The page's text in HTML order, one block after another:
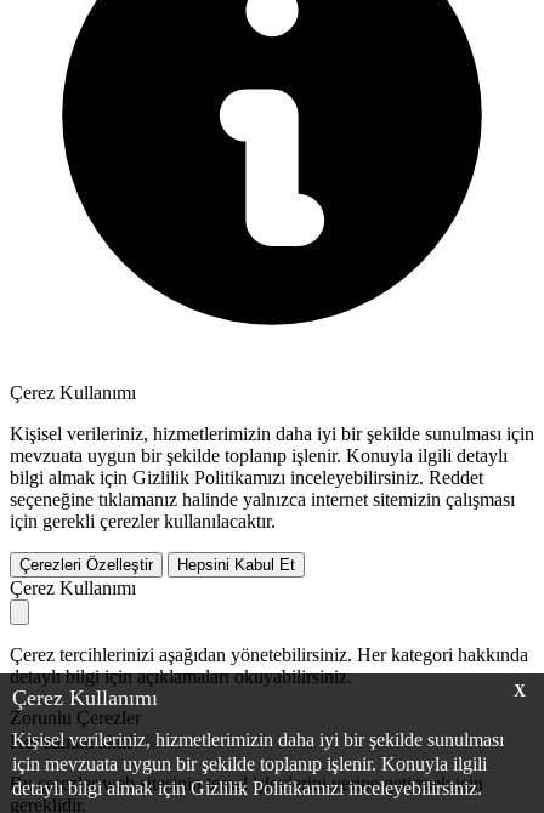
X
Çerez Kullanımı
Kişisel verileriniz, hizmetlerimizin daha iyi bir şekilde sunulması
için mevzuata uygun bir şekilde toplanıp işlenir. Konuyla ilgili
detaylı bilgi almak için Gizlilik Politikamızı inceleyebilirsiniz.
Çerez Kullanımı
Kişisel verileriniz, hizmetlerimizin daha iyi bir şekilde sunulması için
mevzuata uygun bir şekilde toplanıp işlenir. Konuyla ilgili detaylı
bilgi almak için Gizlilik Politikamızı inceleyebilirsiniz. Reddet
seçeneğine tıklamanız halinde yalnızca internet sitemizin çalışması
için gerekli çerezler kullanılacaktır.
Çerezleri Özelleştir Hepsini Kabul Et
Çerez Kullanımı
Çerez tercihlerinizi aşağıdan yönetebilirsiniz. Her kategori hakkında
detaylı bilgi için açıklamaları okuyabilirsiniz.
Zorunlu Çerezler
Her zaman aktif
Bu çerezler web sitesinin temel işlevlerini yerine getirmek için
gereklidir.